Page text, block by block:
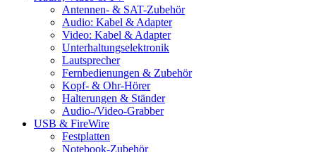
Antennen- & SAT-Zubehör
Audio: Kabel & Adapter
Video: Kabel & Adapter
Unterhaltungselektronik
Lautsprecher
Fernbedienungen & Zubehör
Kopf- & Ohr-Hörer
Halterungen & Ständer
Audio-/Video-Grabber
USB & FireWire
Festplatten
Notebook-Zubehör